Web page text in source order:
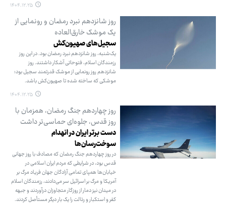
۱۴۰۴.۱۲.۲۵
روز شانزدهم نبرد رمضان و رونمایی از
یک موشک خارق‌العاده
سجیل‌های صهیون‌کش
یک‌شنبه، روز شانزدهم نبرد رمضان بود. در این روز
رزمندگان اسلام، فتوحاتی آشکار داشتند. روز
شانزدهم روز رونمایی از موشک قدرتمند سجیل بود؛
موشکی که ساخته شده تا صهیون‌کش باشد.
۱۴۰۴.۱۲.۲۵
روز چهاردهم جنگ رمضان، همزمان با
روز قدس، جلوه‌ای حماسی‌تر داشت
دست برتر ایران در انهدام
سوخت‌رسان‌ها
در روز چهاردهم جنگ رمضان که مصادف با روز جهانی
قدس بود، در شرایطی که مردم ایران اسلامی در
خیابان‌ها همپای تمامی آزادگان جهان فریاد مرگ بر
آمریکا و مرگ بر اسرائیل سر می‌دادند، رزمندگان اسلام
در میدان نیز دمار از روزگار متجاوزان درآوردند و جبهه
کفر و استکبار و رذالت را یک بار دیگر مستأصل کردند.